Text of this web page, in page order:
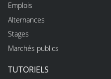
Emplois
Alternances
Stages
Marchés publics
TUTORIELS